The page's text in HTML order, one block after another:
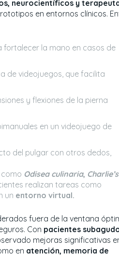
neurocientíficos y
en entornos clínicos.
fortalecer la mano en casos de
de videojuegos, que facilita
y flexiones de la pierna
en un videojuego de
del pulgar con otros dedos,
Odisea culinaria, Charlie’s
realizan tareas como
un entorno virtual.
fuera de la ventana
Con pacientes
mejoras significativas
en atención, memoria de